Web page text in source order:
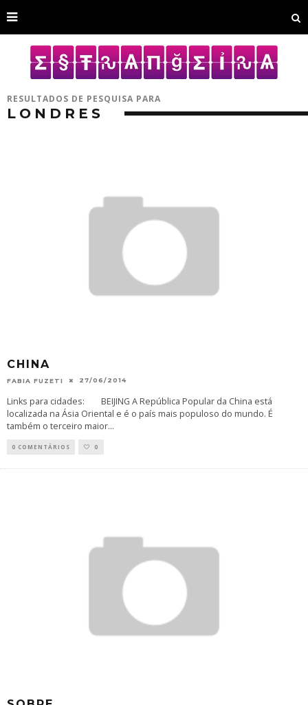
RESULTADOS DE PESQUISA PARA
LONDRES
CHINA
FABIA FUZETI 27/06/2014
Links para cidades: BEIJING A República Popular da China está
localizada na Ásia Oriental e é o país mais populoso do mundo. É
também o terceiro maior...
0 COMENTÁRIOS 0